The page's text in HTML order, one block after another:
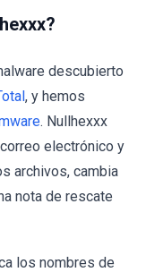
descubierto
, y hemos
. Nullhexxx
electrónico y
archivos, cambia
nota de rescate
los nombres de